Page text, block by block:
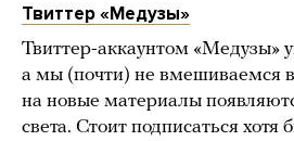
Твиттер «Медузы»
Твиттер-аккаунтом «Медузы»
а мы (почти) не вмешиваемся
на новые материалы
света. Стоит подписаться хотя